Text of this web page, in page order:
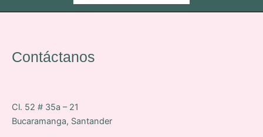
Contáctanos
Cl. 52 # 35a – 21
Bucaramanga, Santander